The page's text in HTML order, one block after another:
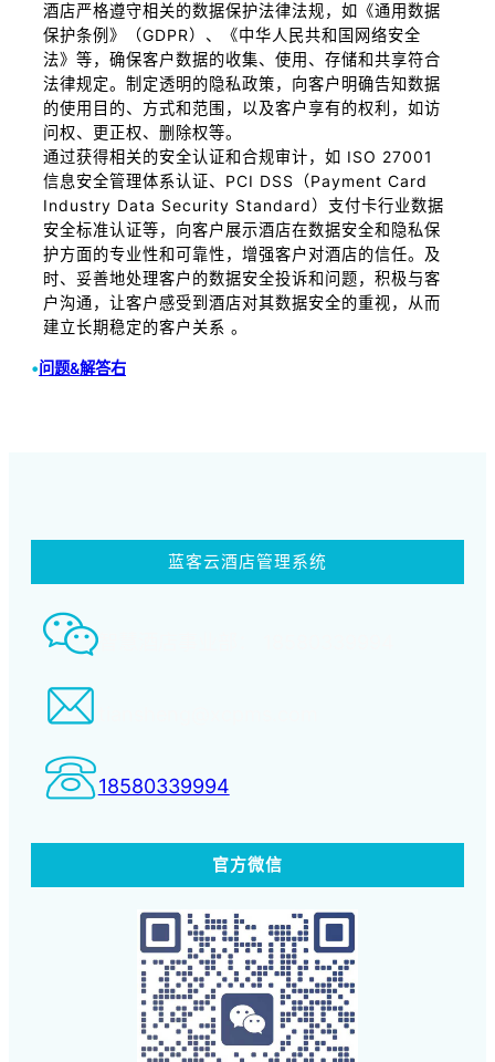
酒店严格遵守相关的数据保护法律法规，如《通用数据
保护条例》（GDPR）、《中华人民共和国网络安全
法》等，确保客户数据的收集、使用、存储和共享符合
法律规定。制定透明的隐私政策，向客户明确告知数据
的使用目的、方式和范围，以及客户享有的权利，如访
问权、更正权、删除权等。
通过获得相关的安全认证和合规审计，如 ISO 27001
信息安全管理体系认证、PCI DSS（Payment Card
Industry Data Security Standard）支付卡行业数据
安全标准认证等，向客户展示酒店在数据安全和隐私保
护方面的专业性和可靠性，增强客户对酒店的信任。及
时、妥善地处理客户的数据安全投诉和问题，积极与客
户沟通，让客户感受到酒店对其数据安全的重视，从而
建立长期稳定的客户关系 。
•问题&解答右
蓝客云酒店管理系统
智慧酒店事业部： 18580339994
18580339994
官方微信